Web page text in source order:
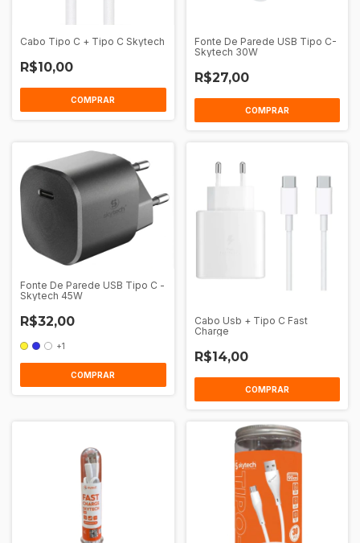
Cabo Tipo C + Tipo C Skytech
R$10,00
COMPRAR
Fonte De Parede USB Tipo C-
Skytech 30W
R$27,00
Fonte De Parede USB Tipo C -
Skytech 45W
R$32,00
+1
COMPRAR
Cabo Usb + Tipo C Fast
Charge
R$14,00
COMPRAR